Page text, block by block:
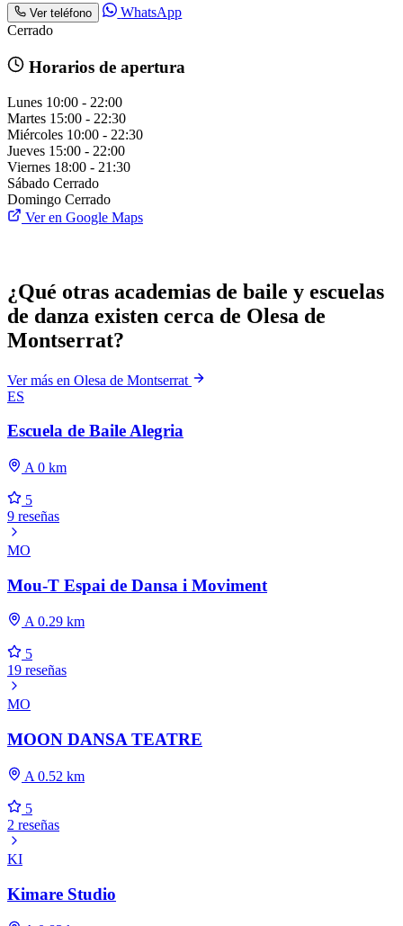
Ver teléfono
WhatsApp
Cerrado
Horarios de apertura
Lunes 10:00 - 22:00
Martes 15:00 - 22:30
Miércoles 10:00 - 22:30
Jueves 15:00 - 22:00
Viernes 18:00 - 21:30
Sábado Cerrado
Domingo Cerrado
Ver en Google Maps
¿Qué otras academias de baile y escuelas
de danza existen cerca de Olesa de
Montserrat?
Ver más en Olesa de Montserrat
ES
Escuela de Baile Alegria
A 0 km
5
9 reseñas
MO
Mou-T Espai de Dansa i Moviment
A 0.29 km
5
19 reseñas
MO
MOON DANSA TEATRE
A 0.52 km
5
2 reseñas
KI
Kimare Studio